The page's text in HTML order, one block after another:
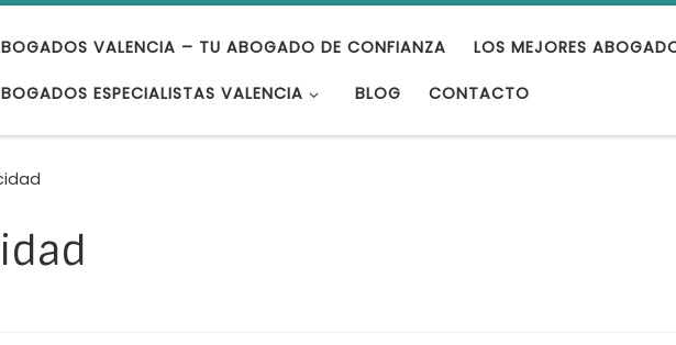
VALENCIA – TU ABOGADO DE CONFIANZA LOS MEJORES
ESPECIALISTAS VALENCIA BLOG CONTACTO